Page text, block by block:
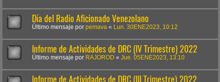
Día del Radio Aficionado Venezolano
Último mensaje por pemava « Lun. 30ENE2023, 10:12
Informe de Actividades de DRC (IV Trimestre) 2022
Último mensaje por RAJOROD « Jue. 05ENE2023, 13:10
Informe de Actividades de DRC (III Trimestre) 2022